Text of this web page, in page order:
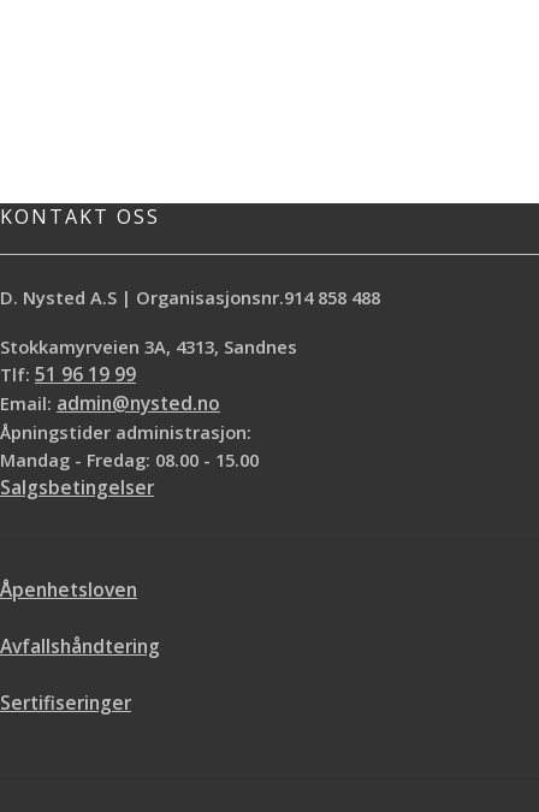
produkttesting.
Flott, matt og varig finish
KONTAKT OSS
D. Nysted A.S | Organisasjonsnr.914 858 488
Stokkamyrveien 3A, 4313, Sandnes
Tlf: 51 96 19 99
Email: admin@nysted.no
Åpningstider administrasjon:
Mandag - Fredag: 08.00 - 15.00
Salgsbetingelser
Åpenhetsloven
Avfallshåndtering
Sertifiseringer